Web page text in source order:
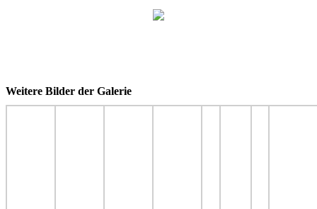
Weitere Bilder der Galerie